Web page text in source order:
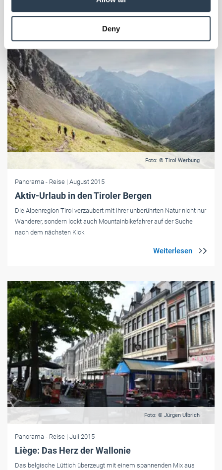
provided to them or that they’ve collected from your use
Weitere Informationen:Impressum Datenschutz
Deny
Foto: © Tirol Werbung
Panorama - Reise | August 2015
Aktiv-Urlaub in den Tiroler Bergen
Die Alpenregion Tirol verzaubert mit ihrer unberührten Natur nicht nur
Wanderer, sondern lockt auch Mountainbikefahrer auf der Suche
nach dem nächsten Kick.
Foto: © Jürgen Ulbrich
Panorama - Reise | Juli 2015
Liège: Das Herz der Wallonie
Das belgische Lüttich überzeugt mit einem spannenden Mix aus